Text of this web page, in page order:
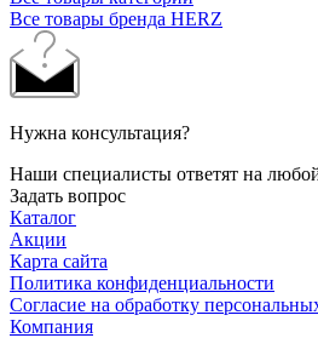
Все товары бренда HERZ
Нужна консультация?
Наши специалисты ответят на
Задать вопрос
Каталог
Акции
Карта сайта
Политика конфиденциальности
Согласие на обработку
Компания